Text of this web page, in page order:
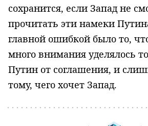
сохранится, если Запад не
прочитать эти намеки
главной ошибкой было то,
много внимания уделялось
Путин от соглашения, и
тому, чего хочет Запад.